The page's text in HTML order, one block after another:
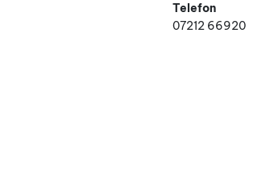
Telefon
07212 66920